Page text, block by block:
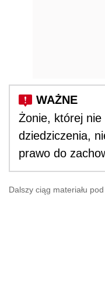
Żonie, której nie
dziedziczenia,
prawo do
Dalszy ciąg materiału